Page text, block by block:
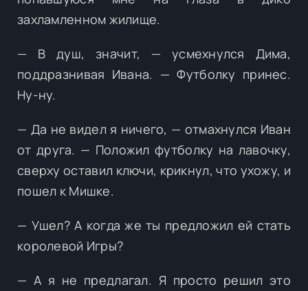
захламленном жилище.
— В душ, значит, — усмехнулся Дима,
поддразнивая Ивана. — Футболку принес.
Ну-ну.
— Да не видел я ничего, — отмахнулся Иван
от друга. — Положил футболку на лавочку,
сверху оставил ключи, крикнул, что ухожу, и
пошел к Мишке.
— Ушел? А когда же ты предложил ей стать
королевой Игры?
— А я не предлагал. Я просто решил это